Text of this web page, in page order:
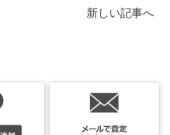
新しい記事へ